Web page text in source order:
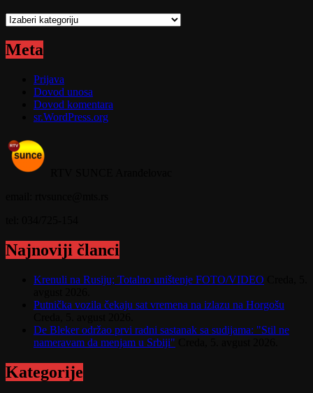
Kategorije
Meta
Prijava
Dovod unosa
Dovod komentara
sr.WordPress.org
Najnoviji članci
Krenuli na Rusiju; Totalno uništenje FOTO/VIDEO
Putnička vozila čekaju sat vremena na izlazu na Horgošu
De Bleker održao prvi radni sastanak sa sudijama: "Stil ne
nameravam da menjam u Srbiji"
Kategorije